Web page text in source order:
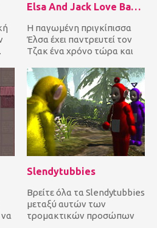
Elsa And Jack Love Baby Birth
Η παγωμένη πριγκίπισσα
Έλσα έχει παντρευτεί τον
Τζακ ένα χρόνο τώρα και
καταληκτική...
Slendytubbies
Βρείτε όλα τα Slendytubbies
μεταξύ αυτών των
τρομακτικών προσώπων